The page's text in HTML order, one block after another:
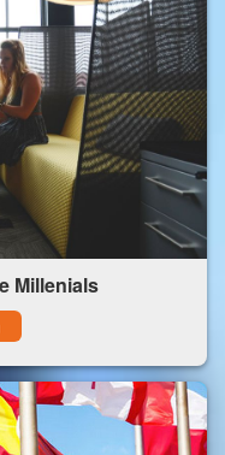
Millenials